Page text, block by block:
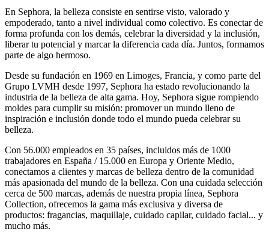
En Sephora, la belleza consiste en sentirse visto, valorado y
empoderado, tanto a nivel individual como colectivo. Es conectar de
forma profunda con los demás, celebrar la diversidad y la inclusión,
liberar tu potencial y marcar la diferencia cada día. Juntos, formamos
parte de algo hermoso.
Desde su fundación en 1969 en Limoges, Francia, y como parte del
Grupo LVMH desde 1997, Sephora ha estado revolucionando la
industria de la belleza de alta gama. Hoy, Sephora sigue rompiendo
moldes para cumplir su misión: promover un mundo lleno de
inspiración e inclusión donde todo el mundo pueda celebrar su
belleza.
Con 56.000 empleados en 35 países, incluidos más de 1000
trabajadores en España / 15.000 en Europa y Oriente Medio,
conectamos a clientes y marcas de belleza dentro de la comunidad
más apasionada del mundo de la belleza. Con una cuidada selección
cerca de 500 marcas, además de nuestra propia línea, Sephora
Collection, ofrecemos la gama más exclusiva y diversa de
productos: fragancias, maquillaje, cuidado capilar, cuidado facial... y
mucho más.